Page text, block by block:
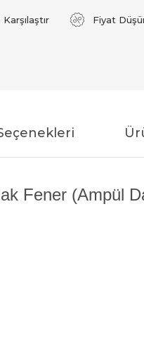
Karşılaştır Fiyat
Fener (Ampül